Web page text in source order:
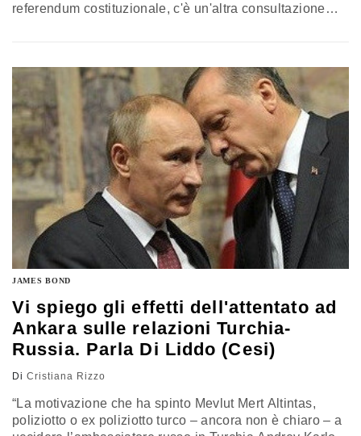
referendum costituzionale, c'è un'altra consultazione
da chi nel Pd…
JAMES BOND
Vi spiego gli effetti dell'attentato ad
Ankara sulle relazioni Turchia-
Russia. Parla Di Liddo (Cesi)
Di Cristiana Rizzo
“La motivazione che ha spinto Mevlut Mert Altintas,
poliziotto o ex poliziotto turco – ancora non è chiaro – a